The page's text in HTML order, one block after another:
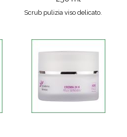
Scrub pulizia viso delicato.